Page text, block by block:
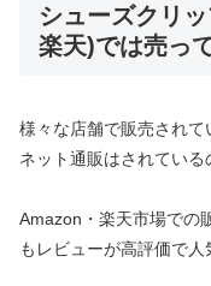
シューズクリ
楽天)では売っ
様々な店舗で販売されて
ネット通販はされている
Amazon・楽天市場での
もレビューが高評価で人